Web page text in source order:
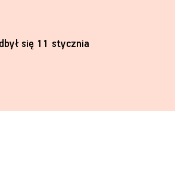
się 11 stycznia